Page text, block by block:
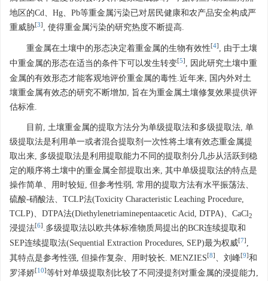
地区的Cd、Hg、Pb等重金属污染已对居民健康和农产品安全构成严
重威胁[3] , 使得重金属污染的研究热度不断提高.
重金属在土壤中的形态决定着重金属的生物有效性[4] , 由于土壤
中重金属的形态在适当的条件下可以发生转变[5] , 因此研究土壤中重
金属的有效形态才能客观地评价重金属的毒性.近年来, 国内外对土
壤重金属有效态的研究不断增加, 旨在为重金属土壤修复效果提供评
估标准.
目前, 土壤重金属的提取方法分为单级提取法和多级提取法, 单
级提取法是利用单一或者混合提取剂一次性将土壤有效态重金属提
取出来, 多级提取法是利用提取能力不同的提取剂分几步从活跃到稳
定的顺序将土壤中的重金属全部提取出来, 其中单级提取法的特点是
操作简单、用时较短, 但参考性弱, 常用的提取方法有水平振荡法、
硫酸-硝酸法、TCLP法(Toxicity Characteristic Leaching Procedure,
TCLP)、DTPA法(Diethylenetriaminepentaacetic Acid, DTPA)、CaCl2
浸提法[6] .多级提取法以欧共体标准物质局提出的BCR连续提取和
SEP连续提取法(Sequential Extraction Procedures, SEP)最为权威[7] ,
其特点是参考性强, 但操作复杂、用时较长. MENZIES[8] 、刘峰[9]和
罗泽娇[10]等针对单级提取剂比较了不同浸提剂对重金属的浸提能力,